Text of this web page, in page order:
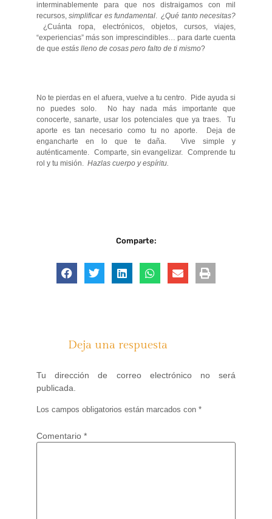
interminablemente para que nos distraigamos con mil
recursos,simplificar es fundamental.¿Qué tanto necesitas?
¿Cuánta ropa, electrónicos, objetos, cursos, viajes,
“experiencias” más son imprescindibles… para darte cuenta
de que estás lleno de cosas pero falto de ti mismo?
No te pierdas en el afuera, vuelve a tu centro. Pide ayuda si
no puedes solo. No hay nada más importante que
conocerte, sanarte, usar los potenciales que ya traes. Tu
aporte es tan necesario como tu no aporte. Deja de
engancharte en lo que te daña. Vive simple y
auténticamente. Comparte, sin evangelizar. Comprende tu
rol y tu misión. Hazlas cuerpo y espíritu.
Comparte:
Deja una respuesta
Tu dirección de correo electrónico no será
publicada.
Los campos obligatorios están marcados con *
Comentario *